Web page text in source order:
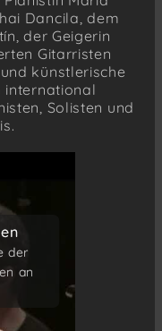
Dancila, dem
der Geigerin
Gitarristen
künstlerische
international
Solisten und
der
an
der
an